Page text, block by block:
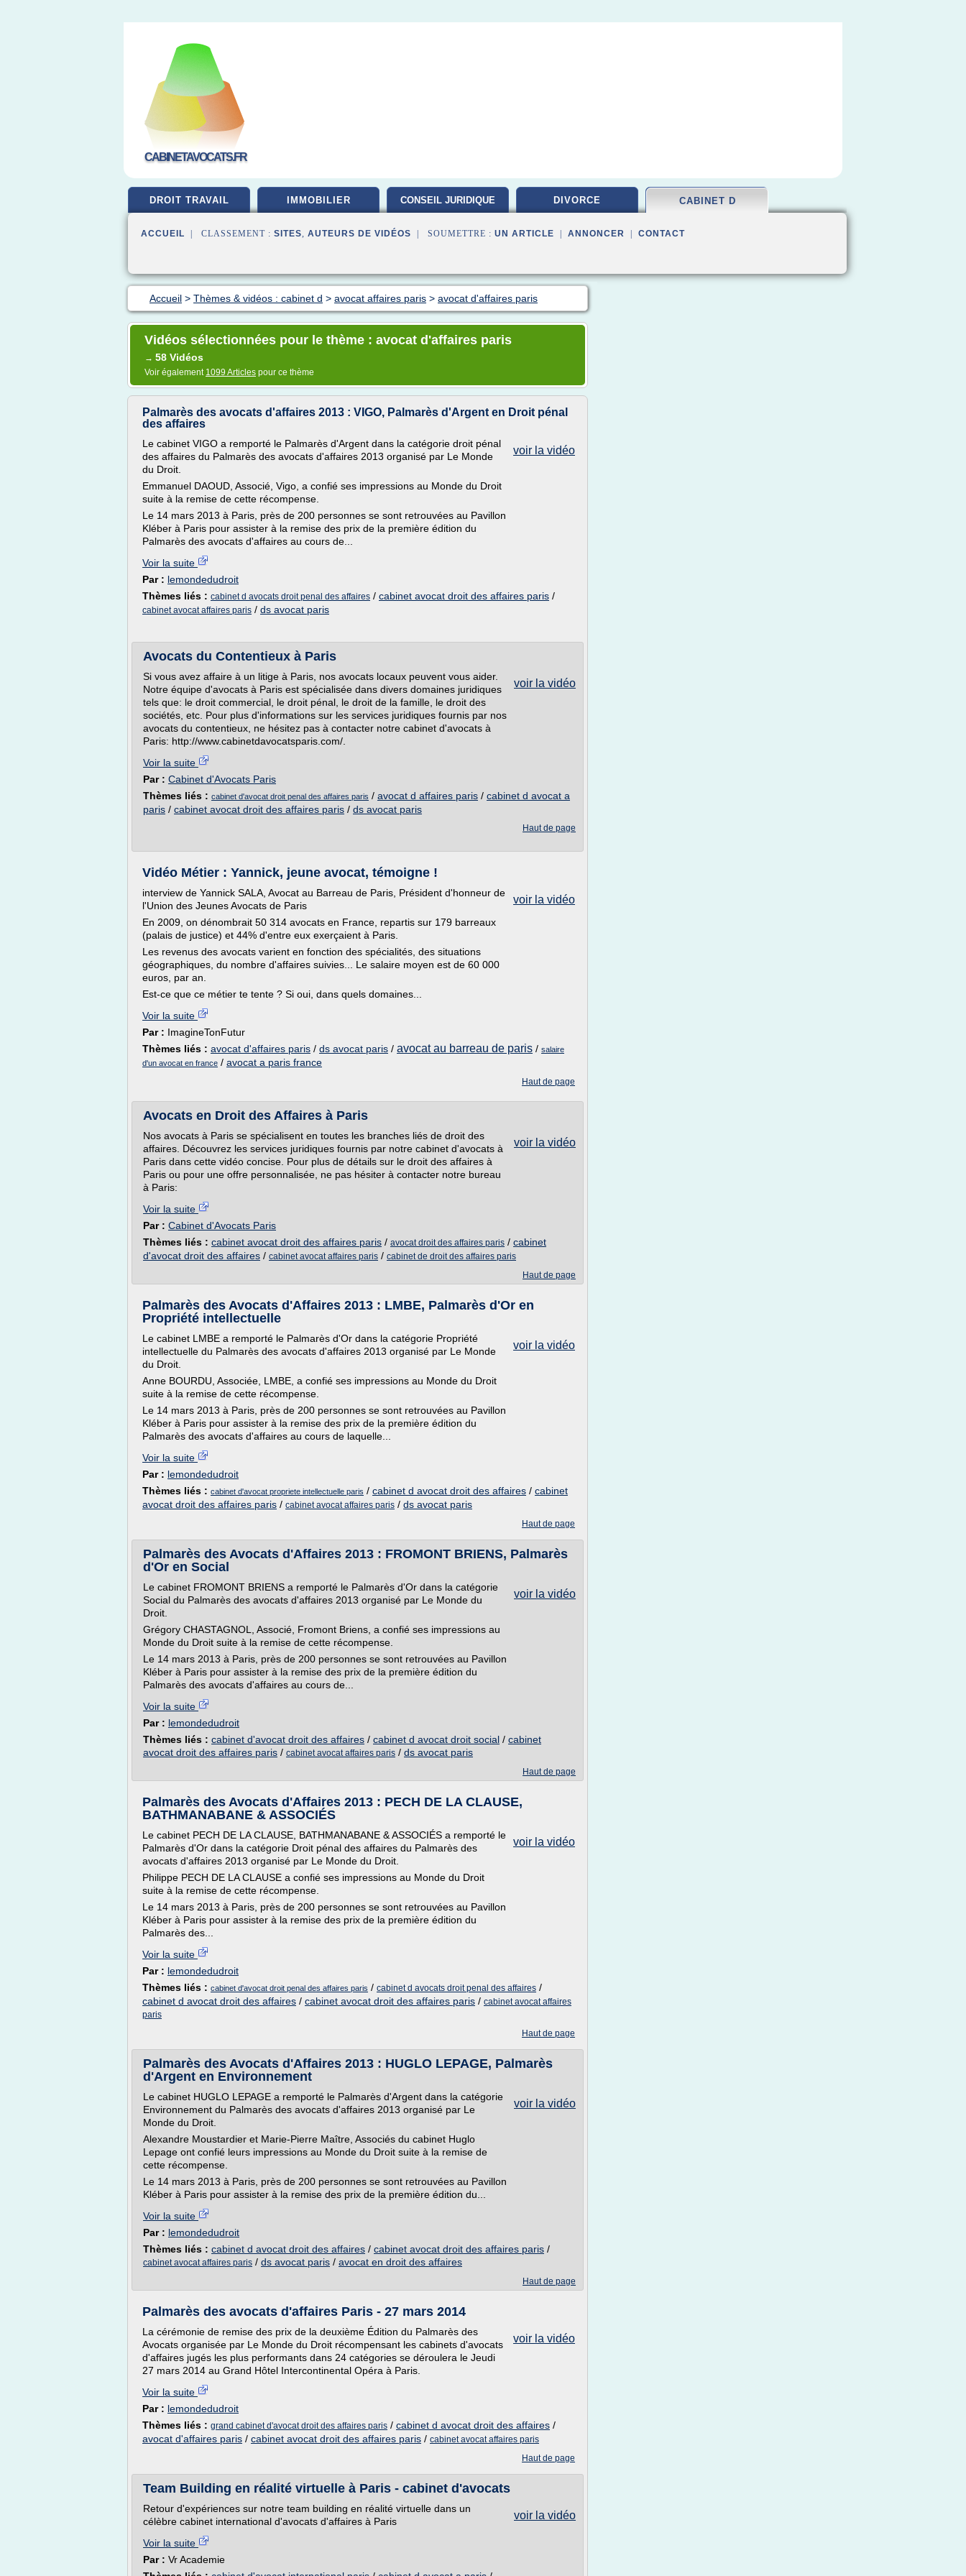
CABINETAVOCATS.FR
DROIT TRAVAIL IMMOBILIER CONSEIL JURIDIQUE DIVORCE CABINET D
ACCUEIL | CLASSEMENT : SITES, AUTEURS DE VIDÉOS | SOUMETTRE : UN ARTICLE ANNONCER CONTACT
Accueil > Thèmes & vidéos : cabinet d > avocat affaires paris > avocat d'affaires paris
Vidéos sélectionnées pour le thème : avocat d'affaires paris
→ 58 Vidéos
Voir également 1099 Articles pour ce thème
Palmarès des avocats d'affaires 2013 : VIGO, Palmarès d'Argent en Droit pénal
des affaires
voir la vidéo
Le cabinet VIGO a remporté le Palmarès d'Argent dans la catégorie droit pénal
des affaires du Palmarès des avocats d'affaires 2013 organisé par Le Monde
du Droit.
Emmanuel DAOUD, Associé, Vigo, a confié ses impressions au Monde du Droit
suite à la remise de cette récompense.
Le 14 mars 2013 à Paris, près de 200 personnes se sont retrouvées au Pavillon
Kléber à Paris pour assister à la remise des prix de la première édition du
Palmarès des avocats d'affaires au cours de...
Voir la suite
Par : lemondedudroit
Thèmes liés : cabinet d avocats droit penal des affaires / cabinet avocat droit des affaires paris /
cabinet avocat affaires paris / ds avocat paris
Avocats du Contentieux à Paris
voir la vidéo
Si vous avez affaire à un litige à Paris, nos avocats locaux peuvent vous aider.
Notre équipe d'avocats à Paris est spécialisée dans divers domaines juridiques
tels que: le droit commercial, le droit pénal, le droit de la famille, le droit des
sociétés, etc. Pour plus d'informations sur les services juridiques fournis par nos
avocats du contentieux, ne hésitez pas à contacter notre cabinet d'avocats à
Paris: http://www.cabinetdavocatsparis.com/.
Voir la suite
Par : Cabinet d'Avocats Paris
Thèmes liés : cabinet d'avocat droit penal des affaires paris / avocat d affaires paris / cabinet d avocat a
paris / cabinet avocat droit des affaires paris / ds avocat paris
Haut de page
Vidéo Métier : Yannick, jeune avocat, témoigne !
voir la vidéo
interview de Yannick SALA, Avocat au Barreau de Paris, Président d'honneur de
l'Union des Jeunes Avocats de Paris
En 2009, on dénombrait 50 314 avocats en France, repartis sur 179 barreaux
(palais de justice) et 44% d'entre eux exerçaient à Paris.
Les revenus des avocats varient en fonction des spécialités, des situations
géographiques, du nombre d'affaires suivies... Le salaire moyen est de 60 000
euros, par an.
Est-ce que ce métier te tente ? Si oui, dans quels domaines...
Voir la suite
Par : ImagineTonFutur
Thèmes liés : avocat d'affaires paris / ds avocat paris / avocat au barreau de paris / salaire
d'un avocat en france / avocat a paris france
Haut de page
Avocats en Droit des Affaires à Paris
voir la vidéo
Nos avocats à Paris se spécialisent en toutes les branches liés de droit des
affaires. Découvrez les services juridiques fournis par notre cabinet d'avocats à
Paris dans cette vidéo concise. Pour plus de détails sur le droit des affaires à
Paris ou pour une offre personnalisée, ne pas hésiter à contacter notre bureau
à Paris:
Voir la suite
Par : Cabinet d'Avocats Paris
Thèmes liés : cabinet avocat droit des affaires paris / avocat droit des affaires paris / cabinet
d'avocat droit des affaires / cabinet avocat affaires paris / cabinet de droit des affaires paris
Haut de page
Palmarès des Avocats d'Affaires 2013 : LMBE, Palmarès d'Or en
Propriété intellectuelle
voir la vidéo
Le cabinet LMBE a remporté le Palmarès d'Or dans la catégorie Propriété
intellectuelle du Palmarès des avocats d'affaires 2013 organisé par Le Monde
du Droit.
Anne BOURDU, Associée, LMBE, a confié ses impressions au Monde du Droit
suite à la remise de cette récompense.
Le 14 mars 2013 à Paris, près de 200 personnes se sont retrouvées au Pavillon
Kléber à Paris pour assister à la remise des prix de la première édition du
Palmarès des avocats d'affaires au cours de laquelle...
Voir la suite
Par : lemondedudroit
Thèmes liés : cabinet d'avocat propriete intellectuelle paris / cabinet d avocat droit des affaires / cabinet
avocat droit des affaires paris / cabinet avocat affaires paris / ds avocat paris
Haut de page
Palmarès des Avocats d'Affaires 2013 : FROMONT BRIENS, Palmarès
d'Or en Social
voir la vidéo
Le cabinet FROMONT BRIENS a remporté le Palmarès d'Or dans la catégorie
Social du Palmarès des avocats d'affaires 2013 organisé par Le Monde du
Droit.
Grégory CHASTAGNOL, Associé, Fromont Briens, a confié ses impressions au
Monde du Droit suite à la remise de cette récompense.
Le 14 mars 2013 à Paris, près de 200 personnes se sont retrouvées au Pavillon
Kléber à Paris pour assister à la remise des prix de la première édition du
Palmarès des avocats d'affaires au cours de...
Voir la suite
Par : lemondedudroit
Thèmes liés : cabinet d'avocat droit des affaires / cabinet d avocat droit social / cabinet
avocat droit des affaires paris / cabinet avocat affaires paris / ds avocat paris
Haut de page
Palmarès des Avocats d'Affaires 2013 : PECH DE LA CLAUSE,
BATHMANABANE & ASSOCIÉS
voir la vidéo
Le cabinet PECH DE LA CLAUSE, BATHMANABANE & ASSOCIÉS a remporté le
Palmarès d'Or dans la catégorie Droit pénal des affaires du Palmarès des
avocats d'affaires 2013 organisé par Le Monde du Droit.
Philippe PECH DE LA CLAUSE a confié ses impressions au Monde du Droit
suite à la remise de cette récompense.
Le 14 mars 2013 à Paris, près de 200 personnes se sont retrouvées au Pavillon
Kléber à Paris pour assister à la remise des prix de la première édition du
Palmarès des...
Voir la suite
Par : lemondedudroit
Thèmes liés : cabinet d'avocat droit penal des affaires paris / cabinet d avocats droit penal des affaires /
cabinet d avocat droit des affaires / cabinet avocat droit des affaires paris / cabinet avocat affaires
paris
Haut de page
Palmarès des Avocats d'Affaires 2013 : HUGLO LEPAGE, Palmarès
d'Argent en Environnement
voir la vidéo
Le cabinet HUGLO LEPAGE a remporté le Palmarès d'Argent dans la catégorie
Environnement du Palmarès des avocats d'affaires 2013 organisé par Le
Monde du Droit.
Alexandre Moustardier et Marie-Pierre Maître, Associés du cabinet Huglo
Lepage ont confié leurs impressions au Monde du Droit suite à la remise de
cette récompense.
Le 14 mars 2013 à Paris, près de 200 personnes se sont retrouvées au Pavillon
Kléber à Paris pour assister à la remise des prix de la première édition du...
Voir la suite
Par : lemondedudroit
Thèmes liés : cabinet d avocat droit des affaires / cabinet avocat droit des affaires paris /
cabinet avocat affaires paris / ds avocat paris / avocat en droit des affaires
Haut de page
Palmarès des avocats d'affaires Paris - 27 mars 2014
voir la vidéo
La cérémonie de remise des prix de la deuxième Édition du Palmarès des
Avocats organisée par Le Monde du Droit récompensant les cabinets d'avocats
d'affaires jugés les plus performants dans 24 catégories se déroulera le Jeudi
27 mars 2014 au Grand Hôtel Intercontinental Opéra à Paris.
Voir la suite
Par : lemondedudroit
Thèmes liés : grand cabinet d'avocat droit des affaires paris / cabinet d avocat droit des affaires /
avocat d'affaires paris / cabinet avocat droit des affaires paris / cabinet avocat affaires paris
Haut de page
Team Building en réalité virtuelle à Paris - cabinet d'avocats
voir la vidéo
Retour d'expériences sur notre team building en réalité virtuelle dans un
célèbre cabinet international d'avocats d'affaires à Paris
Voir la suite
Par : Vr Academie